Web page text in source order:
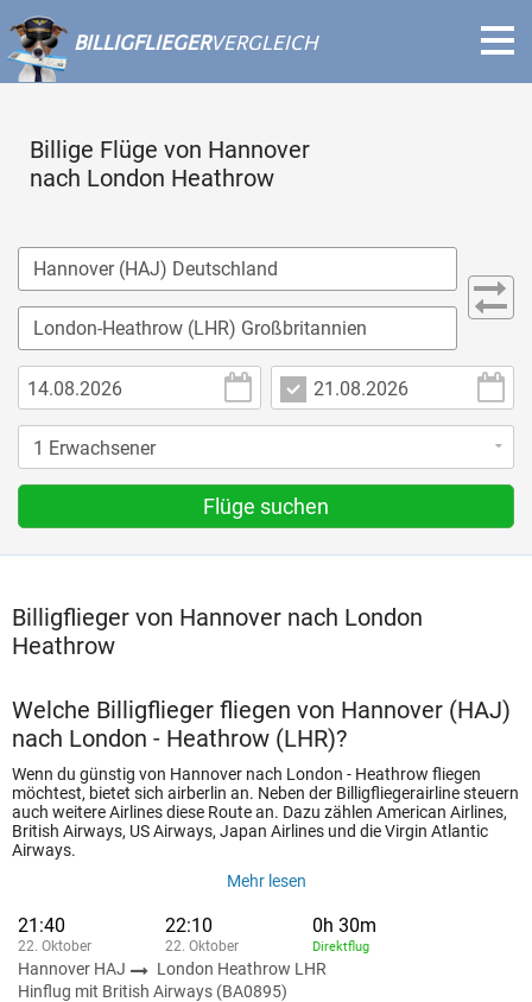
BILLIGFLIEGERVERGLEICH
Billige Flüge von Hannover
nach London Heathrow
Flüge suchen
Billigflieger von Hannover nach London
Heathrow
Welche Billigflieger fliegen von Hannover (HAJ)
nach London - Heathrow (LHR)?
Wenn du günstig von Hannover nach London - Heathrow fliegen
möchtest, bietet sich airberlin an. Neben der Billigfliegerairline steuern
auch weitere Airlines diese Route an. Dazu zählen American Airlines,
British Airways, US Airways, Japan Airlines und die Virgin Atlantic
Airways.
Mehr lesen
21:40
22. Oktober
22:10
22. Oktober
0h 30m
Direktflug
Hannover HAJ
London Heathrow LHR
Hinflug mit British Airways (BA0895)